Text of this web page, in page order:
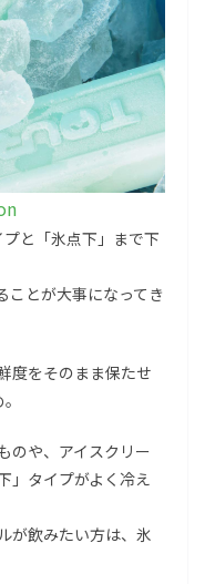
と「氷点下」まで下
ことが大事になってき
度をそのまま保たせ
のや、アイスクリー
」タイプがよく冷え
が飲みたい方は、氷